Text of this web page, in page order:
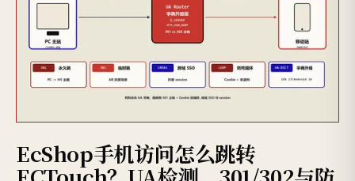
EcShop手机访问怎么跳转